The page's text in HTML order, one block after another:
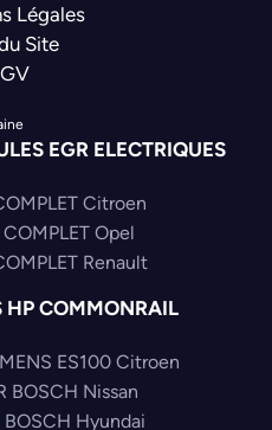
Légales
Site
EGR ELECTRIQUES
Citroen
Opel
Renault
HP COMMONRAIL
ES100 Citroen
BOSCH Nissan
BOSCH Hyundai